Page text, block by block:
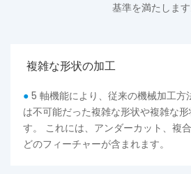
基準を満たします
複雑な形状の加工
● 5 軸機能により、従来の機械加工方
は不可能だった複雑な形状や複雑な
す。 これには、アンダーカット、複
どのフィーチャーが含まれます。